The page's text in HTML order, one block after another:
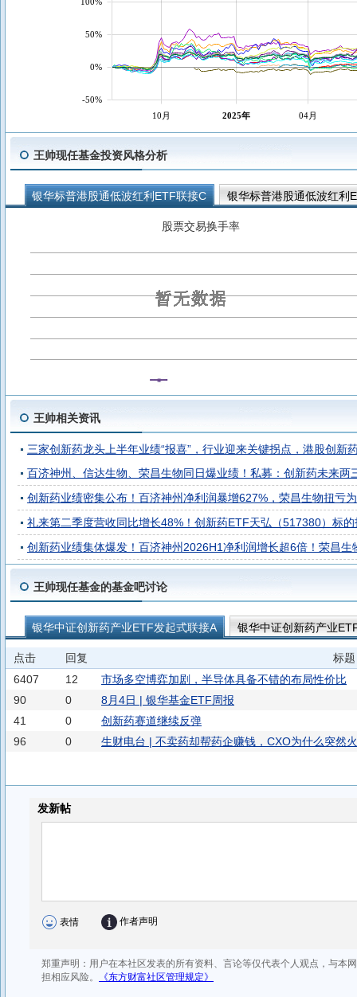
10月 2025年 04月
-50%
0%
50%
王帅现任基金投资风格分析
银华标普港股通低波红利ETF联接C
银华标普港股通低波红利
银华中证全指证券公司ETF发起式联接C
银华中证国新央企科技引领ETF联接A
银华中证创新药产业ETF发起式联接A
双创50ETF银华
基
创新药ETF银华
通信ETF银华 银行ETF银华
股票交易换手率
王帅相关资讯
三家创新药龙头上半年业绩“报喜”，行业迎来关键拐点，港股创新
百济神州、信达生物、荣昌生物同日爆业绩！私募：创新药未来两
创新药业绩密集公布！百济神州净利润暴增627%，荣昌生物扭亏
礼来第二季度营收同比增长48%！创新药ETF天弘（517380）标
创新药业绩集体爆发！百济神州2026H1净利润增长超6倍！荣昌
王帅现任基金的基金吧讨论
银华中证创新药产业ETF发起式联接A
银华中证创新药产业
通信ETF银华
沪港深
银华中证国新央企科技引领ETF联接A
银华中证国新央企科技
银华中证A50ETF联接A
银华中证A50ETF联接I
银华上证180ETF发起式联接A
现金流ETF银华
银华中证全指证券公司ETF发起式联接C
银华中证全指证券公
点击 回复
标题
6407
12
市场多空博弈加剧，半导体具备不错的布局性价比
90
0
8月4日 | 银华基金ETF周报
41
0
创新药赛道继续反弹
96
0 生财电台 | 不卖药却帮药企赚钱，CXO为什么突然